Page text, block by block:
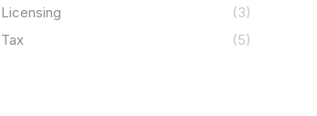
Licensing
(3)
Tax
(5)